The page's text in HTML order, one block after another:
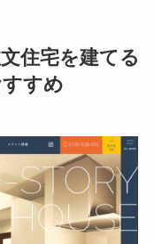
住宅を建てる
すめ